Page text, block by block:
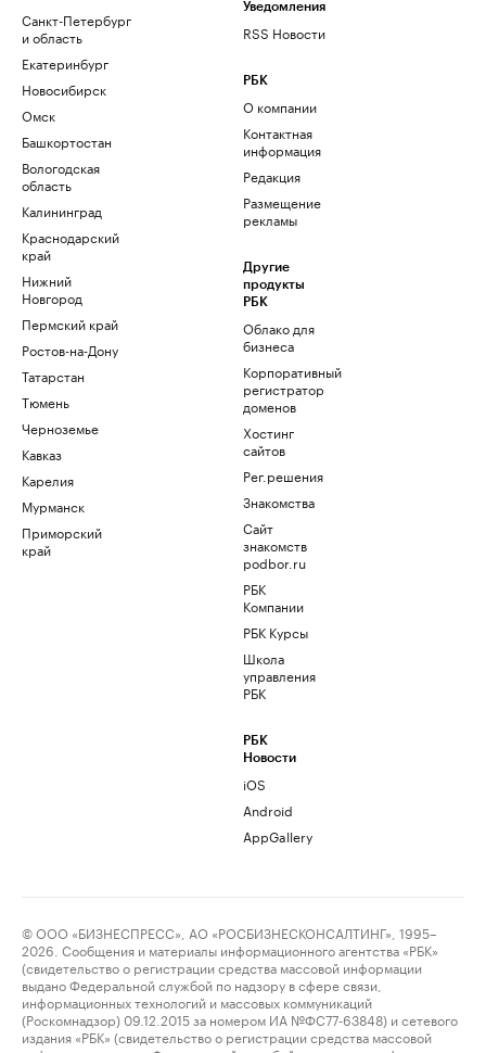
Санкт-Петербург
и область
Екатеринбург
Новосибирск
Омск
Башкортостан
Вологодская
область
Калининград
Краснодарский
край
Нижний
Новгород
Пермский край
Ростов-на-Дону
Татарстан
Тюмень
Черноземье
Кавказ
Карелия
Мурманск
Приморский
край
Уведомления
RSS Новости
РБК
О компании
Контактная
информация
Редакция
Размещение
рекламы
Другие
продукты
РБК
Облако для
бизнеса
Корпоративный
регистратор
доменов
Хостинг
сайтов
Рег.решения
Знакомства
Сайт
знакомств
podbor.ru
РБК
Компании
РБК Курсы
Школа
управления
РБК
РБК
Новости
iOS
Android
AppGallery
© ООО «БИЗНЕСПРЕСС», АО «РОСБИЗНЕСКОНСАЛТИНГ», 1995–
2026. Сообщения и материалы информационного агентства «РБК»
(свидетельство о регистрации средства массовой информации
выдано Федеральной службой по надзору в сфере связи,
информационных технологий и массовых коммуникаций
(Роскомнадзор) 09.12.2015 за номером ИА №ФС77-63848) и сетевого
издания «РБК» (свидетельство о регистрации средства массовой